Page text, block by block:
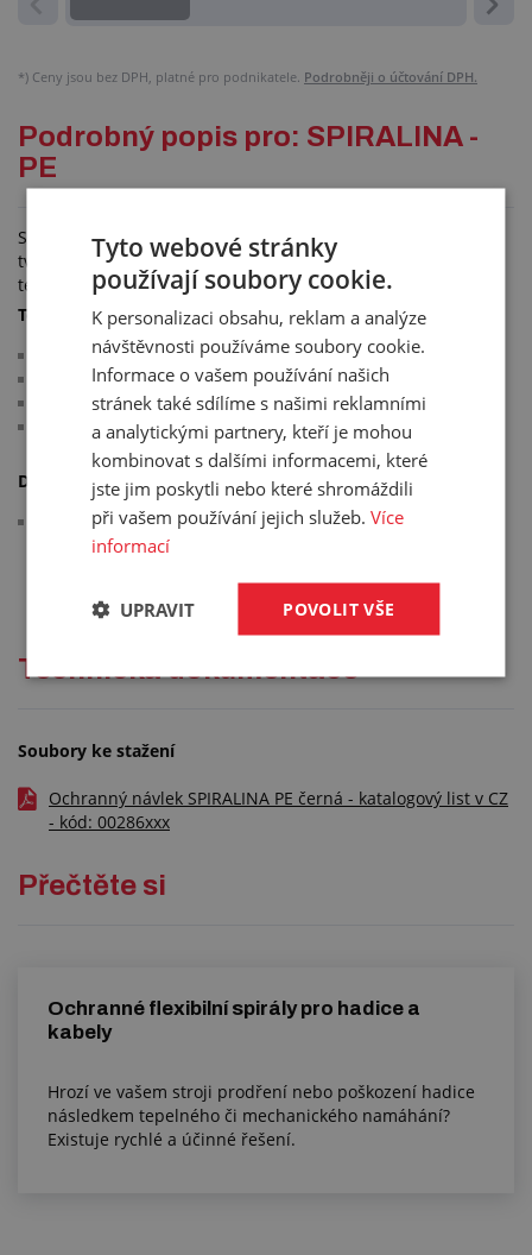
*) Ceny jsou bez DPH, platné pro podnikatele. Podrobněji o účtování DPH.
Podrobný popis pro: SPIRALINA -
PE
Spiralina z PE slouží k ochraně hadic a kabelů, zachovává si
tvar, ve kterém byla vyrobena a tedy i po rozevření má stále
tendenci se vracet do původního stavu.
Technické parametry:
odolná oleji, kyselinám a rozpouštědlům
materiál: PE
barva: černá
pracovní teplota: -20 °C/+70 °C
Další informace:
výpočet spotřeby: vnější průměr hadice (mm) / vnitřní
průměr SPIRALINY (mm) x délka (m) = požadovaná délka
Technická dokumentace
Soubory ke stažení
Ochranný návlek SPIRALINA PE černá - katalogový list v CZ
- kód: 00286xxx
Přečtěte si
Ochranné flexibilní spirály pro hadice a
kabely
Hrozí ve vašem stroji prodření nebo poškození hadice
následkem tepelného či mechanického namáhání?
Existuje rychlé a účinné řešení.
Tyto webové stránky
používají soubory cookie.
K personalizaci obsahu, reklam a analýze
návštěvnosti používáme soubory cookie.
Informace o vašem používání našich
stránek také sdílíme s našimi reklamními
a analytickými partnery, kteří je mohou
kombinovat s dalšími informacemi, které
jste jim poskytli nebo které shromáždili
při vašem používání jejich služeb.Více
informací
POVOLIT VŠE
UPRAVIT